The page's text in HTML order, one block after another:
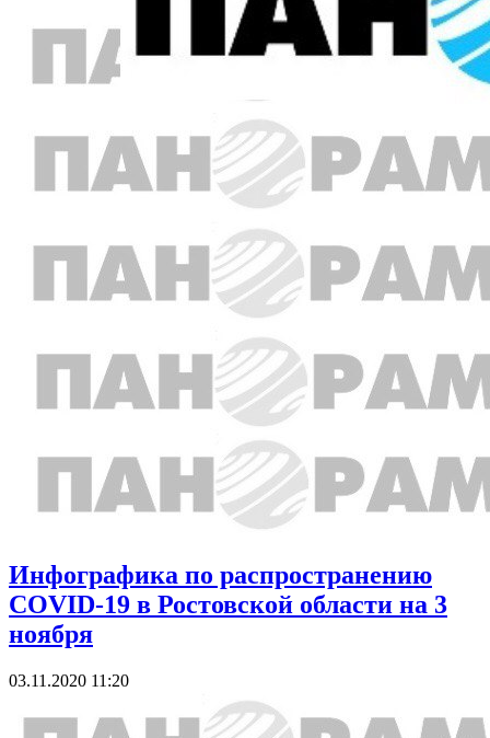
Инфографика по распространению
COVID-19 в Ростовской области на 3
ноября
03.11.2020 11:20